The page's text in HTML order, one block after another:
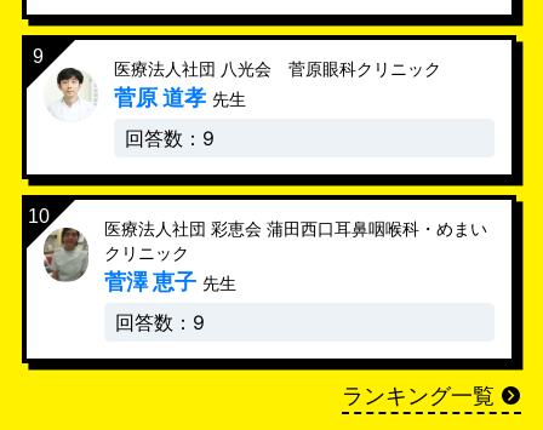
医療法人社団 八光会 菅原眼科クリニック
菅原 道孝 先生
回答数：9
医療法人社団 彩恵会 蒲田西口耳鼻咽喉科・めまい
クリニック
菅澤 恵子 先生
回答数：9
ランキング一覧